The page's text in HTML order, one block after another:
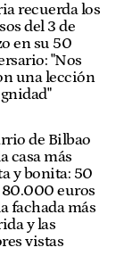
recuerda los
del 3 de
en su 50
"Nos
una lección
de Bilbao
casa más
y bonita: 50
80.000 euros
fachada más
y las
vistas